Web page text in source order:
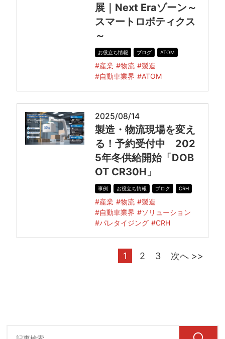
展｜Next Eraゾーン～
スマートロボティクス
～
お役立ち情報 ブログ ATOM
#産業 #物流 #製造
#自動車業界 #ATOM
2025/08/14
製造・物流現場を変え
る！予約受付中 202
5年冬供給開始「DOB
OT CR30H」
事例 お役立ち情報 ブログ CRH
#産業 #物流 #製造
#自動車業界 #ソリューション
#パレタイジング #CRH
1 2 3 次へ >>